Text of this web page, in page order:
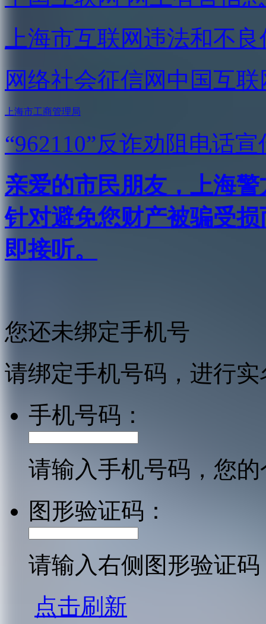
上海市互联网违法和不
网络社会征信网 中国互
上海市工商管理局
“962110”反诈劝阻电话宣
亲爱的市民朋友，上海
针对避免您财产被骗受
即接听。
您还未绑定手机号
请绑定手机号码，进行
手机号码：
请输入手机号码，您
图形验证码：
请输入右侧图形验证码
点击刷新